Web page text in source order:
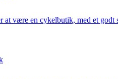
at være en cykelbutik, med et